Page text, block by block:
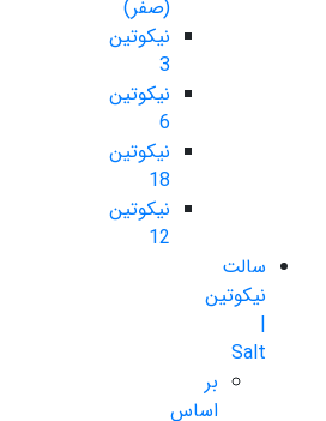
(صفر)
نیکوتین
3
نیکوتین
6
نیکوتین
18
نیکوتین
12
سالت
نیکوتین
|
Salt
بر
اساس